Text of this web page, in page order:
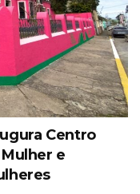
Centro
e